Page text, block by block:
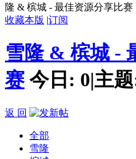
隆 & 槟城 - 最佳资源分享比赛
收藏本版 |订阅
雪隆 & 槟城 -
赛 今日: 0|主
返 回
全部
雪隆